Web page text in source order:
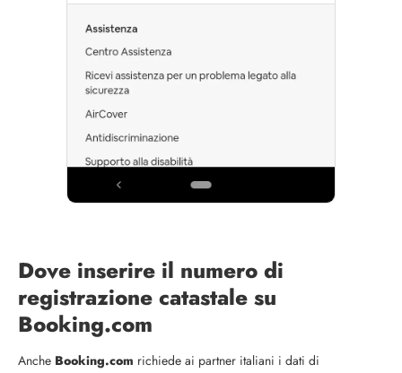
Dove inserire il numero di
registrazione catastale su
Booking.com
Anche Booking.com richiede ai partner italiani i dati di